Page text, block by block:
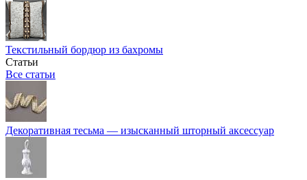
Текстильный бордюр из бахромы
Статьи
Все статьи
Декоративная тесьма — изысканный шторный аксессуар